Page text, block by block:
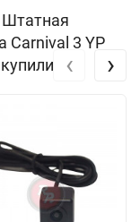
Штатная
Carnival 3 YP
‹ ›